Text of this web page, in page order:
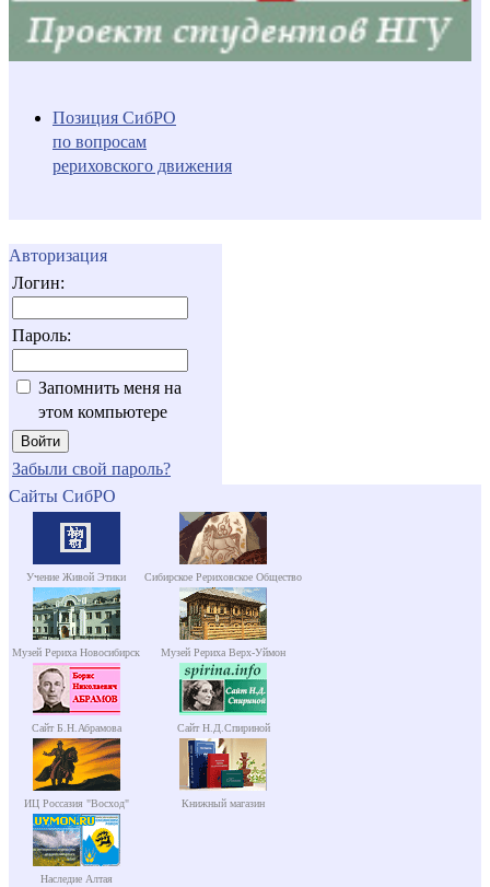
Позиция СибРО
по вопросам
рериховского движения
Авторизация
Логин:
Пароль:
Запомнить меня на
этом компьютере
Забыли свой пароль?
Сайты СибРО
Учение Живой Этики Сибирское Рериховское Общество
Музей Рериха Новосибирск Музей Рериха Верх-Уймон
Сайт Б.Н.Абрамова Сайт Н.Д.Спириной
ИЦ Россазия "Восход" Книжный магазин
Наследие Алтая